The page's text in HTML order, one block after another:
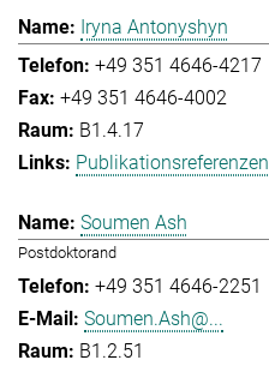
Iryna Antonyshyn
+49 351 4646-4217
+49 351 4646-4002
B1.4.17
Publikationsreferenzen
Soumen Ash
Postdoktorand
+49 351 4646-2251
Soumen.Ash@...
B1.2.51